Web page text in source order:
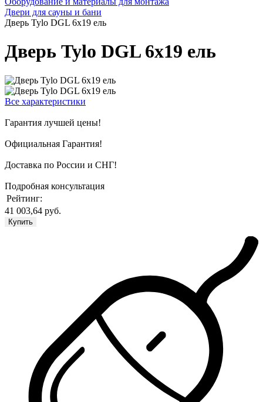
Двери для сауны и бани
Дверь Tylo DGL 6x19 ель
Дверь Tylo DGL 6x19 ель
Все характеристики
Гарантия лучшей цены!
Официальная Гарантия!
Доставка по России и СНГ!
Подробная консультация
Рейтинг:
41 003,64 руб.
Купить